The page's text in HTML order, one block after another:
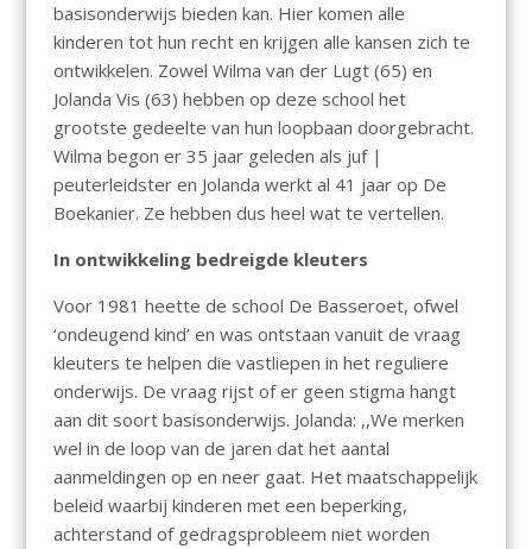
basisonderwijs bieden kan. Hier komen alle
kinderen tot hun recht en krijgen alle kansen zich te
ontwikkelen. Zowel Wilma van der Lugt (65) en
Jolanda Vis (63) hebben op deze school het
grootste gedeelte van hun loopbaan doorgebracht.
Wilma begon er 35 jaar geleden als juf |
peuterleidster en Jolanda werkt al 41 jaar op De
Boekanier. Ze hebben dus heel wat te vertellen.
In ontwikkeling bedreigde kleuters
Voor 1981 heette de school De Basseroet, ofwel
‘ondeugend kind’ en was ontstaan vanuit de vraag
kleuters te helpen die vastliepen in het reguliere
onderwijs. De vraag rijst of er geen stigma hangt
aan dit soort basisonderwijs. Jolanda: ,,We merken
wel in de loop van de jaren dat het aantal
aanmeldingen op en neer gaat. Het maatschappelijk
beleid waarbij kinderen met een beperking,
achterstand of gedragsprobleem niet worden